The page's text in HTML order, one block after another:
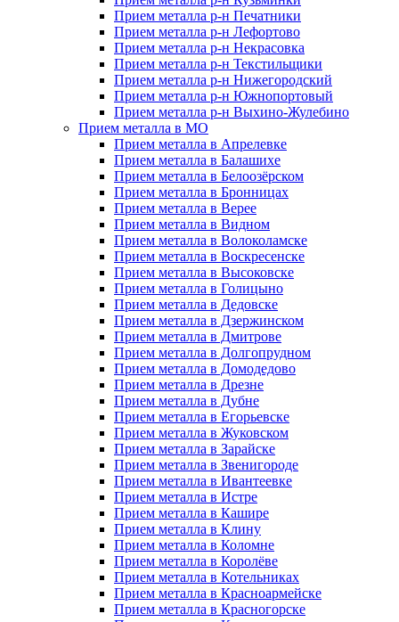
Прием металла р-н Печатники
Прием металла р-н Лефортово
Прием металла р-н Некрасовка
Прием металла р-н Текстильщики
Прием металла р-н Нижегородский
Прием металла р-н Южнопортовый
Прием металла р-н Выхино-Жулебино
Прием металла в МО
Прием металла в Апрелевке
Прием металла в Балашихе
Прием металла в Белоозёрском
Прием металла в Бронницах
Прием металла в Верее
Прием металла в Видном
Прием металла в Волоколамске
Прием металла в Воскресенске
Прием металла в Высоковске
Прием металла в Голицыно
Прием металла в Дедовске
Прием металла в Дзержинском
Прием металла в Дмитрове
Прием металла в Долгопрудном
Прием металла в Домодедово
Прием металла в Дрезне
Прием металла в Дубне
Прием металла в Егорьевске
Прием металла в Жуковском
Прием металла в Зарайске
Прием металла в Звенигороде
Прием металла в Ивантеевке
Прием металла в Истре
Прием металла в Кашире
Прием металла в Клину
Прием металла в Коломне
Прием металла в Королёве
Прием металла в Котельниках
Прием металла в Красноармейске
Прием металла в Красногорске